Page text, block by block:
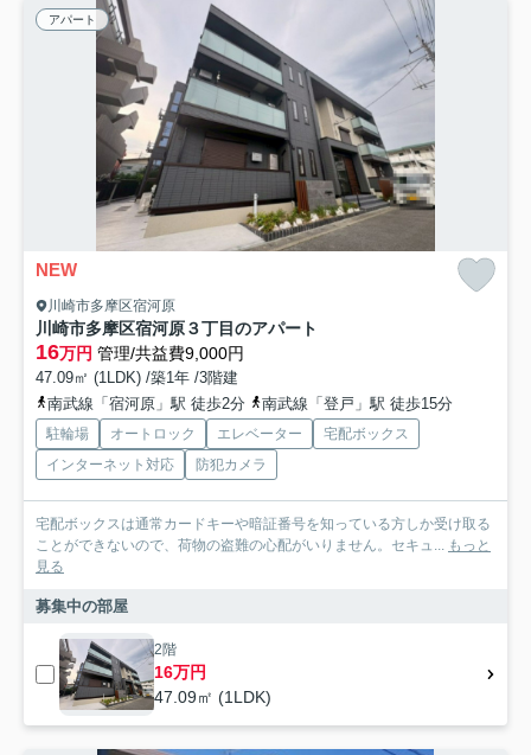
アパート
NEW
川崎市多摩区宿河原
川崎市多摩区宿河原３丁目のアパート
16万円 管理/共益費9,000円
47.09㎡ (1LDK) /築1年 /3階建
南武線「宿河原」駅 徒歩2分
南武線「登戸」駅 徒歩15分
駐輪場 オートロック エレベーター
宅配ボックス
インターネット対応
防犯カメラ
宅配ボックスは通常カードキーや暗証番号を知っている方しか受け取る
ことができないので、荷物の盗難の心配がいりません。セキュ... もっと
見る
募集中の部屋
2階
16万円
47.09㎡ (1LDK)